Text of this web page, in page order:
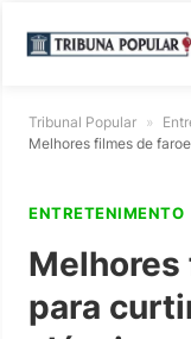
Tribunal Popular »
Melhores filmes de
ENTRETENIMENTO
para